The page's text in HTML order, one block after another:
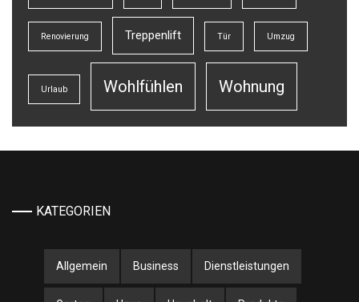
Renovierung Treppenlift Tür Umzug
Urlaub Wohlfühlen Wohnung
KATEGORIEN
Allgemein Business Dienstleistungen